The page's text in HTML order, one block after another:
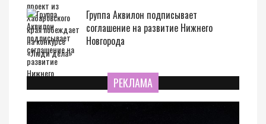
Группа Аквилон подписывает
соглашение на развитие Нижнего
Новгорода
РЕКЛАМА